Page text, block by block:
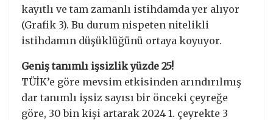
kayıtlı ve tam zamanlı istihdamda yer alıyor
(Grafik 3). Bu durum nispeten nitelikli
istihdamın düşüklüğünü ortaya koyuyor.
Geniş tanımlı işsizlik yüzde 25!
TÜİK’e göre mevsim etkisinden arındırılmış
dar tanımlı işsiz sayısı bir önceki çeyreğe
göre, 30 bin kişi artarak 2024 1. çeyrekte 3